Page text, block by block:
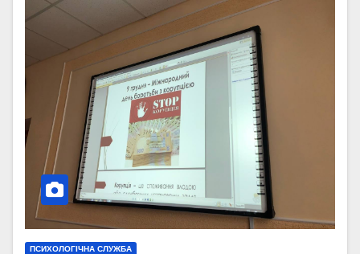
ПСИХОЛОГІЧНА СЛУЖБА